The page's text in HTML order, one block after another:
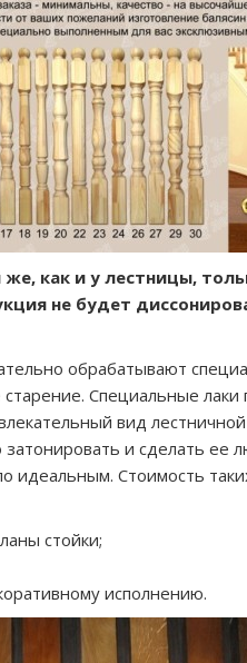
как и у лестницы,
не будет
обрабатывают
Специальные лаки
вид
и сделать ее
Стоимость
стойки;
исполнению.